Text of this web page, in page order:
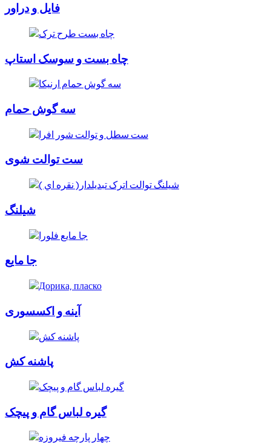
فایل و دراور
چاه بست و سوسک استاپ
سه گوش حمام
ست توالت شوی
شیلنگ
جا مایع
آینه و اکسسوری
پاشنه کش
گیره لباس گام و پیچک